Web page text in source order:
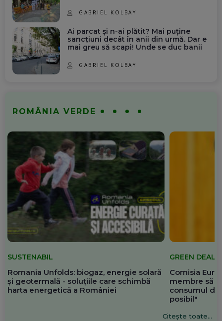
GABRIEL KOLBAY
Ai parcat și n-ai plătit? Mai puține
sancțiuni decât în anii din urmă. Dar e
mai greu să scapi! Unde se duc banii
GABRIEL KOLBAY
ROMÂNIA VERDE
SUSTENABIL
Romania Unfolds: biogaz, energie solară
și geotermală - soluțiile care schimbă
harta energetică a României
GREEN DEAL
Comisia
membre să
consumul de
posibil"
Citește toate...